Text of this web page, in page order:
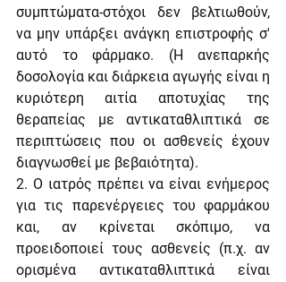
συμπτώματα-στόχοι δεν βελτιωθούν,
να μην υπάρξει ανάγκη επιστροφής σ'
αυτό το φάρμακο. (Η ανεπαρκής
δοσολογία και διάρκεια αγωγής είναι η
κυριότερη αιτία αποτυχίας της
θεραπείας με αντικαταθλιπτικά σε
περιπτώσεις που οι ασθενείς έχουν
διαγνωσθεί με βεβαιότητα).
2. Ο ιατρός πρέπει να είναι ενήμερος
για τις παρενέργειες του φαρμάκου
και, αν κρίνεται σκόπιμο, να
προειδοποιεί τους ασθενείς (π.χ. αν
ορισμένα αντικαταθλιπτικά είναι